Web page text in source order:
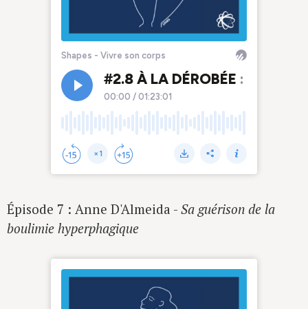
Épisode 7 : Anne D'Almeida - Sa guérison de la
boulimie hyperphagique